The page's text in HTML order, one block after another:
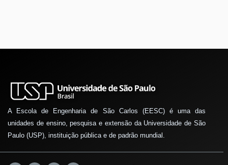
A Escola de Engenharia de São Carlos (EESC) é uma das
unidades de ensino, pesquisa e extensão da Universidade de São
Paulo (USP), instituição pública e de padrão mundial.